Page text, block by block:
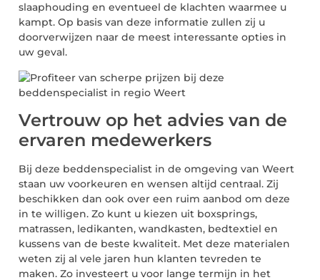
slaaphouding en eventueel de klachten waarmee u
kampt. Op basis van deze informatie zullen zij u
doorverwijzen naar de meest interessante opties in
uw geval.
Vertrouw op het advies van de
ervaren medewerkers
Bij deze beddenspecialist in de omgeving van Weert
staan uw voorkeuren en wensen altijd centraal. Zij
beschikken dan ook over een ruim aanbod om deze
in te willigen. Zo kunt u kiezen uit boxsprings,
matrassen, ledikanten, wandkasten, bedtextiel en
kussens van de beste kwaliteit. Met deze materialen
weten zij al vele jaren hun klanten tevreden te
maken. Zo investeert u voor lange termijn in het